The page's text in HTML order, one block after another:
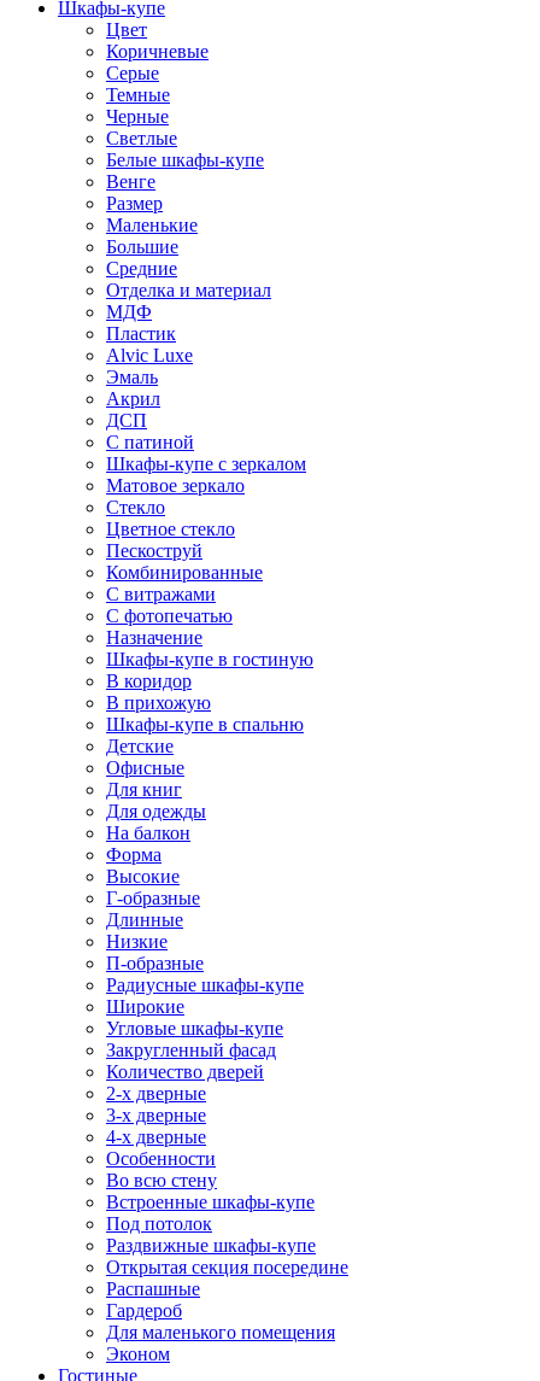
Шкафы-купе
Цвет
Коричневые
Серые
Темные
Черные
Светлые
Белые шкафы-купе
Венге
Размер
Маленькие
Большие
Средние
Отделка и материал
МДФ
Пластик
Alvic Luxe
Эмаль
Акрил
ДСП
С патиной
Шкафы-купе с зеркалом
Матовое зеркало
Стекло
Цветное стекло
Пескоструй
Комбинированные
С витражами
С фотопечатью
Назначение
Шкафы-купе в гостиную
В коридор
В прихожую
Шкафы-купе в спальню
Детские
Офисные
Для книг
Для одежды
На балкон
Форма
Высокие
Г-образные
Длинные
Низкие
П-образные
Радиусные шкафы-купе
Широкие
Угловые шкафы-купе
Закругленный фасад
Количество дверей
2-х дверные
3-х дверные
4-х дверные
Особенности
Во всю стену
Встроенные шкафы-купе
Под потолок
Раздвижные шкафы-купе
Открытая секция посередине
Распашные
Гардероб
Для маленького помещения
Эконом
Гостиные